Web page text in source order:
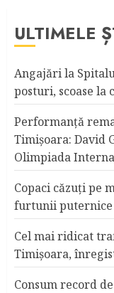
ULTIMELE
Angajări la
posturi, scoase la
Performanță
Timișoara: David
Olimpiada
Copaci căzuţi pe
furtunii puternice
Cel mai ridicat
Timişoara,
Consum record